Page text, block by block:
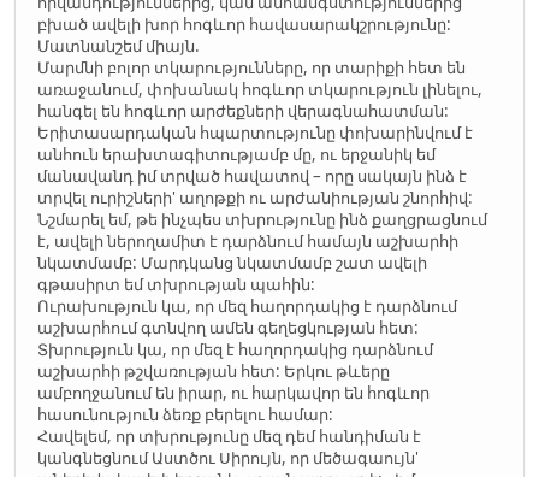
բխած ավելի խոր հոգևոր հավասարակշրությունը:
Մատնանշեմ միայն.
Մարմնի բոլոր տկարությունները, որ տարիքի հետ են
առաջանում, փոխանակ հոգևոր տկարություն լինելու,
հանգել են հոգևոր արժեքների վերագնահատման:
Երիտասարդական հպարտությունը փոխարինվում է
անհուն երախտագիտությամբ մը, ու երջանիկ եմ
մանավանդ իմ տրված հավատով – որը սակայն ինձ է
տրվել ուրիշների' աղոթքի ու արժանիության շնորհիվ:
Նշմարել եմ, թե ինչպես տխրությունը ինձ քաղցրացնում
է, ավելի ներողամիտ է դարձնում համայն աշխարհի
նկատմամբ: Մարդկանց նկատմամբ շատ ավելի
գթասիրտ եմ տխրության պահին:
Ուրախություն կա, որ մեզ հաղորդակից է դարձնում
աշխարհում գտնվող ամեն գեղեցկության հետ:
Տխրություն կա, որ մեզ է հաղորդակից դարձնում
աշխարհի թշվառության հետ: Երկու թևերը
ամբողջանում են իրար, ու հարկավոր են հոգևոր
հասունություն ձեռք բերելու համար:
Հավելեմ, որ տխրությունը մեզ դեմ հանդիման է
կանգնեցնում Աստծու Սիրույն, որ մեծագաույն'